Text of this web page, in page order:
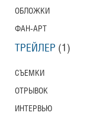
ОБЛОЖКИ
ФАН-АРТ
ТРЕЙЛЕР (1)
СЪЕМКИ
ОТРЫВОК
ИНТЕРВЬЮ